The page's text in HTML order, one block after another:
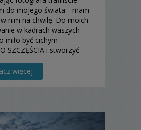
do mojego świata - mam
nim na chwilę. Do moich
w kadrach waszych
miło być cichym
SZCZĘŚCIA i stworzyć
więcej